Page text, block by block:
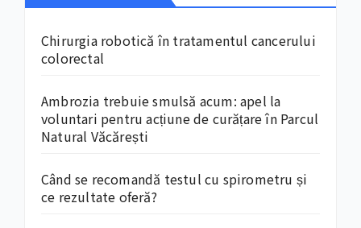
Chirurgia robotică în tratamentul cancerului
colorectal
Ambrozia trebuie smulsă acum: apel la
voluntari pentru acțiune de curățare în Parcul
Natural Văcărești
Când se recomandă testul cu spirometru și
ce rezultate oferă?